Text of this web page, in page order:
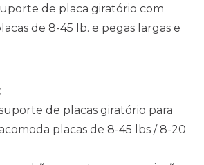
de placa giratório com
de 8-45 lb. e pegas largas e
de placas giratório para
placas de 8-45 lbs / 8-20